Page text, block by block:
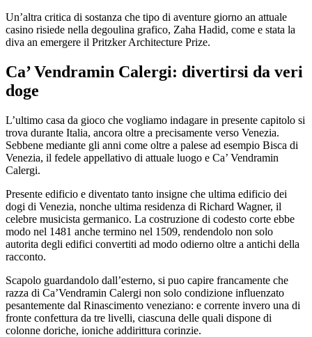
Un’altra critica di sostanza che tipo di aventure giorno an attuale
casino risiede nella degoulina grafico, Zaha Hadid, come e stata la
diva an emergere il Pritzker Architecture Prize.
Ca’ Vendramin Calergi: divertirsi da veri
doge
L’ultimo casa da gioco che vogliamo indagare in presente capitolo si
trova durante Italia, ancora oltre a precisamente verso Venezia.
Sebbene mediante gli anni come oltre a palese ad esempio Bisca di
Venezia, il fedele appellativo di attuale luogo e Ca’ Vendramin
Calergi.
Presente edificio e diventato tanto insigne che ultima edificio dei
dogi di Venezia, nonche ultima residenza di Richard Wagner, il
celebre musicista germanico. La costruzione di codesto corte ebbe
modo nel 1481 anche termino nel 1509, rendendolo non solo
autorita degli edifici convertiti ad modo odierno oltre a antichi della
racconto.
Scapolo guardandolo dall’esterno, si puo capire francamente che
razza di Ca’Vendramin Calergi non solo condizione influenzato
pesantemente dal Rinascimento veneziano: e corrente invero una di
fronte confettura da tre livelli, ciascuna delle quali dispone di
colonne doriche, ioniche addirittura corinzie.